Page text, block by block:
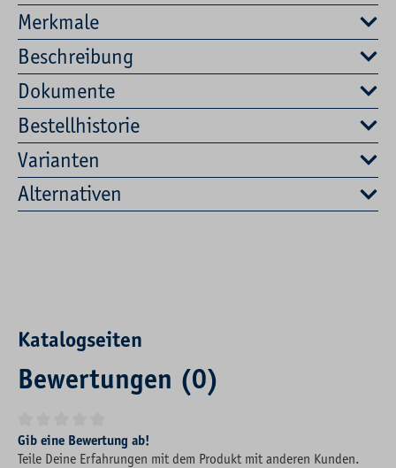
Merkmale
Beschreibung
Dokumente
Bestellhistorie
Varianten
Alternativen
Katalogseiten
Bewertungen (0)
Durchschnittliche Bewertung von 0 von 5 Sternen
Gib eine Bewertung ab!
Teile Deine Erfahrungen mit dem Produkt mit anderen Kunden.